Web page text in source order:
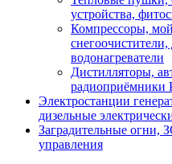
устройства,
Компрессоры,
водонагреватели
Дистилляторы,
Электростанции
дизельные
Заградительные
управления